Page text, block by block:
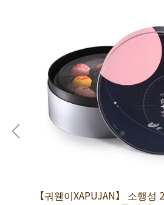
【궈웬이XAPUJAN】 소행